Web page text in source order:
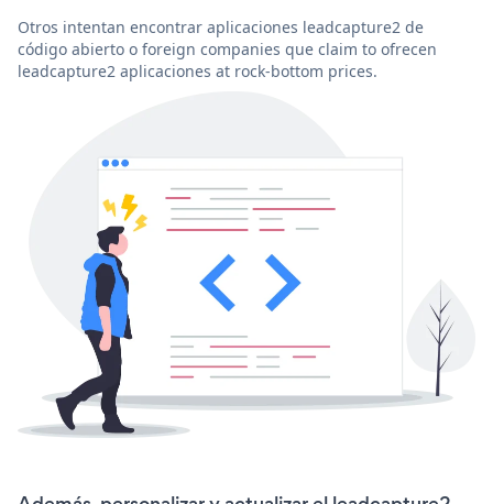
Otros intentan encontrar aplicaciones leadcapture2 de
código abierto o foreign companies que claim to ofrecen
leadcapture2 aplicaciones at rock-bottom prices.